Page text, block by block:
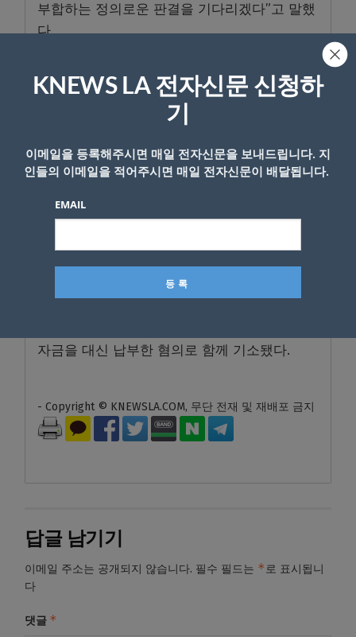
부합하는 정의로운 판결을 기다리겠다”고 말했
다.
희의 억울함을 풀어달라”, “오 시장의 앞길에 걸
림돌이 된 것 같아 면목이 없다”고 했다.
두고 명씨로부터 총 10회(공표 3회·비공표 7회)
장이던 강 전 부시장을 통해 김씨에게 3300만
12월 재판에 넘겨졌다.
강 전 부시장은 오 시장의 지시로 명씨와 연락
자금을 대신 납부한 혐의로 함께 기소됐다.
- Copyright © KNEWSLA.COM, 무단 전재 및 재배포 금지
답글 남기기
이메일 주소는 공개되지 않습니다. 필수 필드는 *로 표시됩니
다
댓글 *
KNEWS LA 전자신문 신청하
기
이메일을 등록해주시면 매일 전자신문을 보내드립니다. 지
인들의 이메일을 적어주시면 매일 전자신문이 배달됩니다.
EMAIL